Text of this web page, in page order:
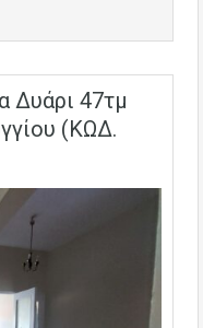
Δυάρι 47τμ
(ΚΩΔ.